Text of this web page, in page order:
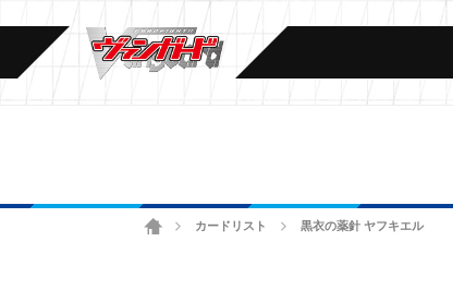
ホームカードリスト 黒衣の薬針 ヤフキエル